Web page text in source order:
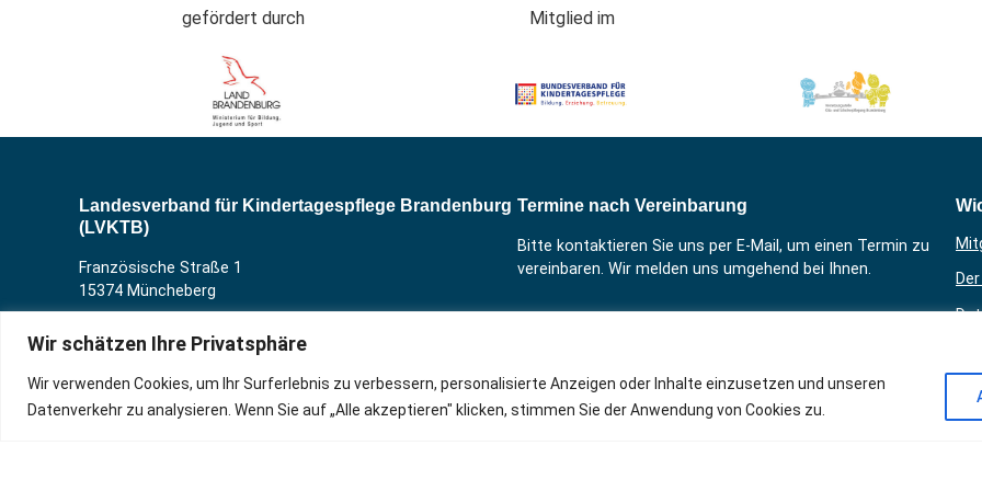
Wir schätzen Ihre Privatsphäre
Wir verwenden Cookies, um Ihr Surferlebnis zu verbessern, personalisierte Anzeigen oder Inhalte einzusetzen und unseren
Datenverkehr zu analysieren. Wenn Sie auf „Alle akzeptieren" klicken, stimmen Sie der Anwendung von Cookies zu.
gefördert durch Mitglied im
Landesverband für Kindertagespflege Brandenburg
(LVKTB)
Französische Straße 1
15374 Müncheberg
Telefon
E-Mail
Termine nach Vereinbarung
Bitte kontaktieren Sie uns per E-Mail, um einen Termin zu
vereinbaren. Wir melden uns umgehend bei Ihnen.